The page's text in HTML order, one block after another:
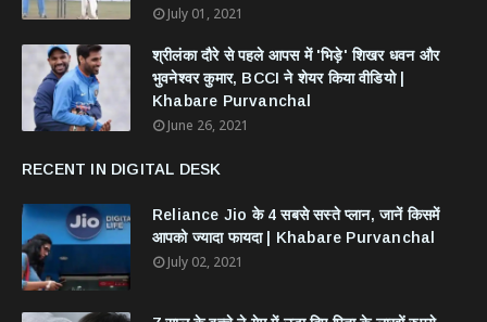
July 01, 2021
श्रीलंका दौरे से पहले आपस में 'भिड़े' शिखर धवन और
भुवनेश्वर कुमार, BCCI ने शेयर किया वीडियो |
Khabare Purvanchal
June 26, 2021
RECENT IN DIGITAL DESK
Reliance Jio के 4 सबसे सस्ते प्लान, जानें किसमें
आपको ज्यादा फायदा | Khabare Purvanchal
July 02, 2021